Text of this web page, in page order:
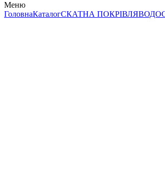
Меню
ГоловнаКаталогСКАТНА ПОКРІВЛЯ